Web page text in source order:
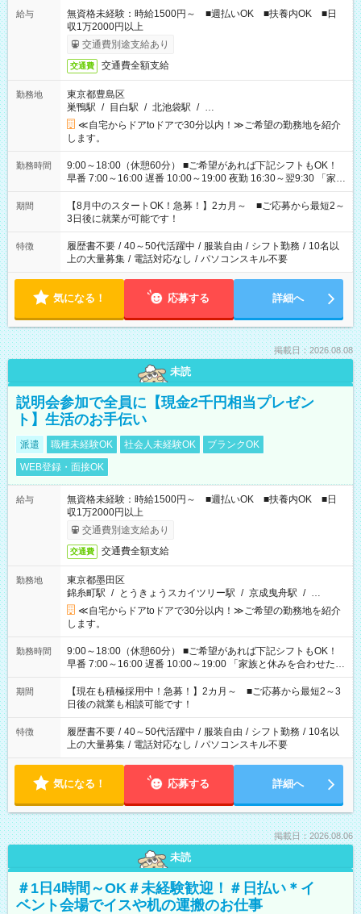
給与
無資格未経験：時給1500円～ ■週払いOK ■扶養内OK ■日
収1万2000円以上
交通費別途支給あり
交通費 交通費全額支給
勤務地
東京都豊島区
巣鴨駅 / 目白駅 / 北池袋駅 / …
≪自宅からドアtoドアで30分以内！≫ご希望の勤務地を紹介
します。
勤務時間
9:00～18:00（休憩60分） ■ご希望があれば下記シフトもOK！
早番 7:00～16:00 遅番 10:00～19:00 夜勤 16:30～翌9:30 「家族
と休みを合わせたい」 「余裕を持って夕飯の準備がしたい」
「できれば残業はしたくない」 など、ご希望を教えてください
ね。 ※Wワーク希望の方へ 今ご覧のお仕事で希望する勤務時間
と、もう1つのお仕事の勤務時間。 合計で週40時間を超える場
合は応募できません。
期間
【8月中のスタートOK！急募！】2カ月～ ■ご応募から最短2～
3日後に就業が可能です！
特徴 履歴書不要 / 40～50代活躍中 / 服装自由 / シフト勤務 / 10名以
上の大量募集 / 電話対応なし / パソコンスキル不要
気になる！ 応募する 詳細へ
掲載日：2026.08.08
未読
説明会参加で全員に【現金2千円相当プレゼン
ト】生活のお手伝い
派遣 職種未経験OK 社会人未経験OK
ブランクOK
WEB登録・面接OK
給与
無資格未経験：時給1500円～ ■週払いOK ■扶養内OK ■日
収1万2000円以上
交通費別途支給あり
交通費 交通費全額支給
勤務地
東京都墨田区
錦糸町駅 / とうきょうスカイツリー駅 / 京成曳舟駅 / …
≪自宅からドアtoドアで30分以内！≫ご希望の勤務地を紹介
します。
勤務時間
9:00～18:00（休憩60分） ■ご希望があれば下記シフトもOK！
早番 7:00～16:00 遅番 10:00～19:00 「家族と休みを合わせた
い」 「余裕を持って夕飯の準備がしたい」 「できれば残業はし
たくない」 など、ご希望を教えてくださいね。 ※Wワーク希望
の方へ 今ご覧のお仕事で希望する勤務時間と、もう1つのお仕事
の勤務時間。 合計で週40時間を超える場合は応募できません。
期間
【現在も積極採用中！急募！】2カ月～ ■ご応募から最短2～3
日後の就業も相談可能です！
特徴 履歴書不要 / 40～50代活躍中 / 服装自由 / シフト勤務 / 10名以
上の大量募集 / 電話対応なし / パソコンスキル不要
気になる！ 応募する 詳細へ
掲載日：2026.08.06
未読
＃1日4時間～OK＃未経験歓迎！＃日払い＊イ
ベント会場でイスや机の運搬のお仕事